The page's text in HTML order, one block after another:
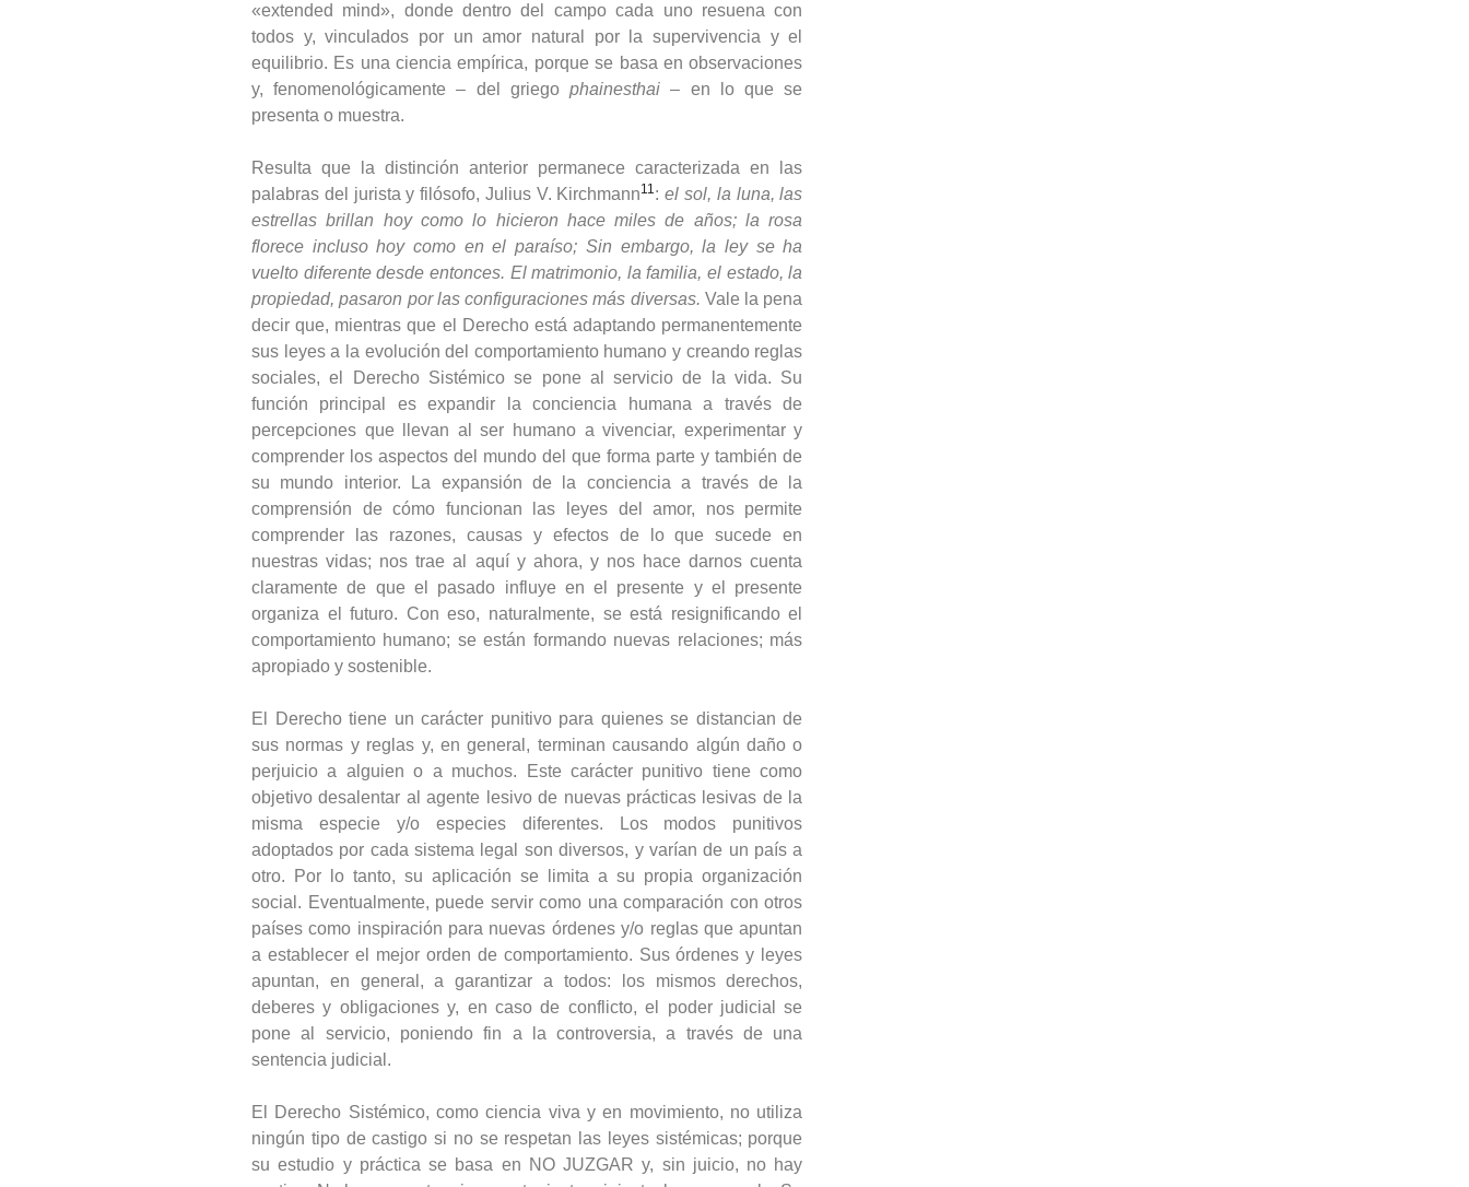
«extended mind», donde dentro del campo cada uno resuena con
todos y, vinculados por un amor natural por la supervivencia y el
equilibrio. Es una ciencia empírica, porque se basa en observaciones
y, fenomenológicamente – del griegophainesthai – en lo que se
presenta o muestra.
Resulta que la distinción anterior permanece caracterizada en las
palabras del jurista y filósofo, Julius V. Kirchmann11:el sol, la luna, las
estrellas brillan hoy como lo hicieron hace miles de años; la rosa
florece incluso hoy como en el paraíso; Sin embargo, la ley se ha
vuelto diferente desde entonces. El matrimonio, la familia, el estado, la
propiedad, pasaron por las configuraciones más diversas. Vale la pena
decir que, mientras que el Derecho está adaptando permanentemente
sus leyes a la evolución del comportamiento humano y creando reglas
sociales, el Derecho Sistémico se pone al servicio de la vida. Su
función principal es expandir la conciencia humana a través de
percepciones que llevan al ser humano a vivenciar, experimentar y
comprender los aspectos del mundo del que forma parte y también de
su mundo interior. La expansión de la conciencia a través de la
comprensión de cómo funcionan las leyes del amor, nos permite
comprender las razones, causas y efectos de lo que sucede en
nuestras vidas; nos trae al aquí y ahora, y nos hace darnos cuenta
claramente de que el pasado influye en el presente y el presente
organiza el futuro. Con eso, naturalmente, se está resignificando el
comportamiento humano; se están formando nuevas relaciones; más
apropiado y sostenible.
El Derecho tiene un carácter punitivo para quienes se distancian de
sus normas y reglas y, en general, terminan causando algún daño o
perjuicio a alguien o a muchos. Este carácter punitivo tiene como
objetivo desalentar al agente lesivo de nuevas prácticas lesivas de la
misma especie y/o especies diferentes. Los modos punitivos
adoptados por cada sistema legal son diversos, y varían de un país a
otro. Por lo tanto, su aplicación se limita a su propia organización
social. Eventualmente, puede servir como una comparación con otros
países como inspiración para nuevas órdenes y/o reglas que apuntan
a establecer el mejor orden de comportamiento. Sus órdenes y leyes
apuntan, en general, a garantizar a todos: los mismos derechos,
deberes y obligaciones y, en caso de conflicto, el poder judicial se
pone al servicio, poniendo fin a la controversia, a través de una
sentencia judicial.
El Derecho Sistémico, como ciencia viva y en movimiento, no utiliza
ningún tipo de castigo si no se respetan las leyes sistémicas; porque
su estudio y práctica se basa en NO JUZGAR y, sin juicio, no hay